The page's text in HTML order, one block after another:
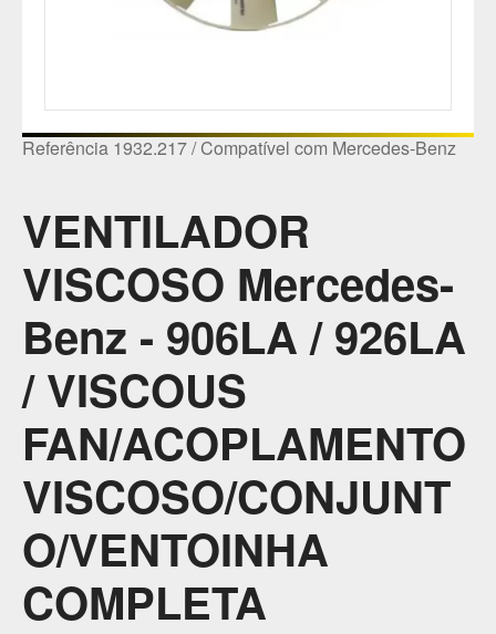
Referência 1932.217 / Compatível com Mercedes-Benz
VENTILADOR
VISCOSO Mercedes-
Benz - 906LA / 926LA
/ VISCOUS
FAN/ACOPLAMENTO
VISCOSO/CONJUNT
O/VENTOINHA
COMPLETA